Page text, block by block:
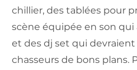
chillier, des tablées pour
scène équipée en son
et des dj set qui
chasseurs de bons plans.